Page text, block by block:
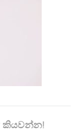
කියවන්න!